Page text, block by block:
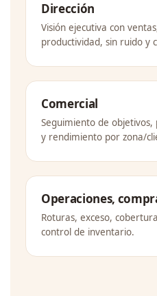
Dirección
Visión ejecutiva con
productividad, sin ruido y
Comercial
Seguimiento de
y rendimiento por zona/
Operaciones,
Roturas, exceso,
control de inventario.